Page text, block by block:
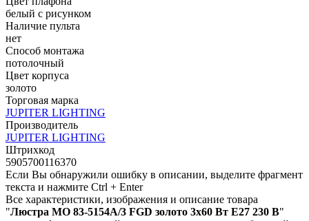
белый с рисунком
Наличие пульта
нет
Способ монтажа
потолочный
Цвет корпуса
золото
Торговая марка
JUPITER LIGHTING
Производитель
JUPITER LIGHTING
Штрихкод
5905700116370
Если Вы обнаружили ошибку в описании, выделите фрагмент
текста и нажмите Ctrl + Enter
Все характеристики, изображения и описание товара
"Люстра MО 83-5154A/3 FGD золото 3х60 Вт E27 230 В"